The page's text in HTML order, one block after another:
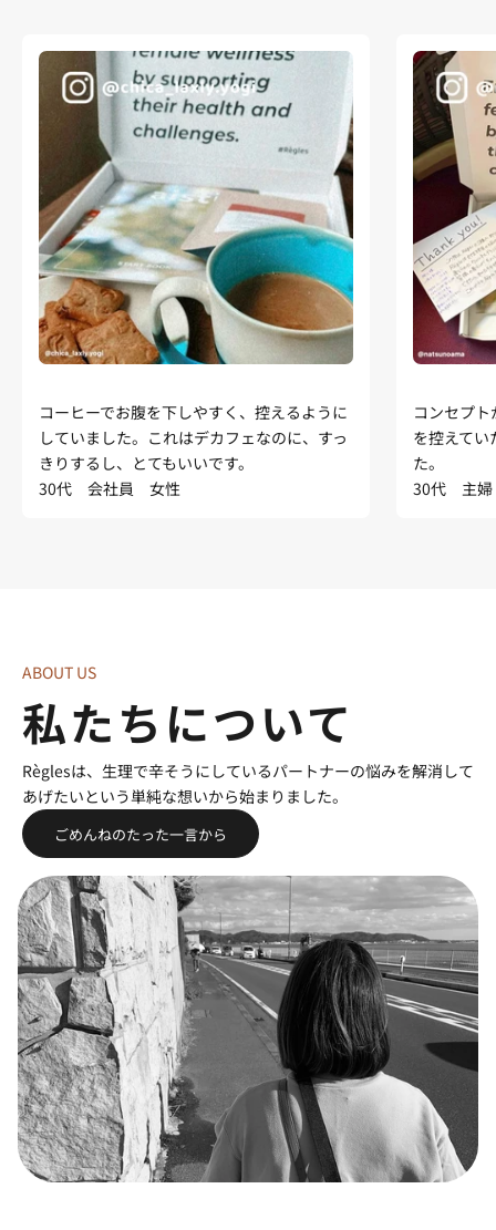
コーヒーでお腹を下しやすく、控えるように
していました。これはデカフェなのに、すっ
きりするし、とてもいいです。
30代 会社員 女性
コンセプ
を控えてい
た。
30代 主
ABOUT US
私たちについて
Règlesは、生理で辛そうにしているパートナーの悩みを解消して
あげたいという単純な想いから始まりました。
ごめんねのたった一言から